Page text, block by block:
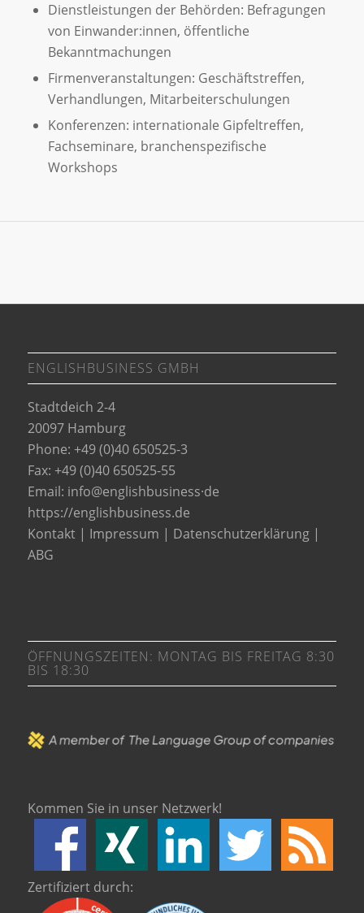
Dienstleistungen der Behörden: Befragungen
von Einwander:innen, öffentliche
Bekanntmachungen
Firmenveranstaltungen: Geschäftstreffen,
Verhandlungen, Mitarbeiterschulungen
Konferenzen: internationale Gipfeltreffen,
Fachseminare, branchenspezifische
Workshops
ENGLISHBUSINESS GMBH
Stadtdeich 2-4
20097 Hamburg
Phone: +49 (0)40 650525-3
Fax: +49 (0)40 650525-55
Email: info@englishbusiness·de
https://englishbusiness.de
Kontakt| Impressum | Datenschutzerklärung|
ABG
ÖFFNUNGSZEITEN: MONTAG BIS FREITAG 8:30
BIS 18:30
Kommen Sie in unser Netzwerk!
Zertifiziert durch: